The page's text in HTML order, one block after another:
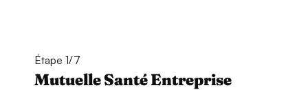
Étape 1/7
Mutuelle Santé Entreprise